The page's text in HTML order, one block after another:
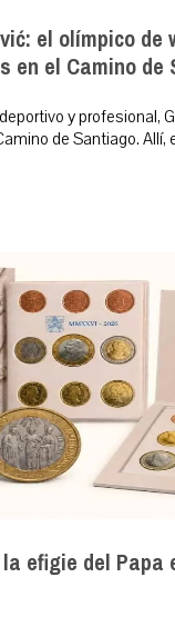
el olímpico de
en el Camino
y profesional,
de Santiago. Allí,
efigie del Papa